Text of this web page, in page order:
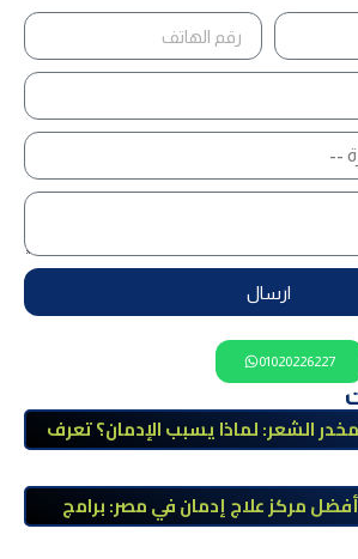
ارسال
01020226227
مخدر الشعر: لماذا يسبب الإدمان؟ تعرف
أفضل مركز علاج إدمان في مصر: برامج